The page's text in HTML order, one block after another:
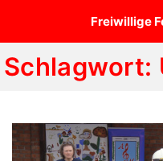
Freiwillige
Schlagwort: